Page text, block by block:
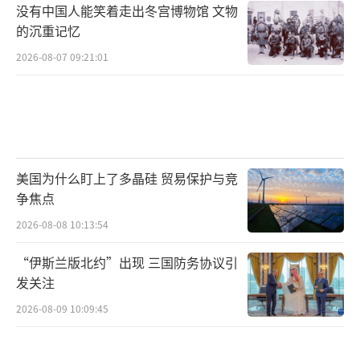
没有中国人能笑着走出冬宫博物馆 文物
的沉重记忆
2026-08-07 09:21:01
美国为什么盯上了多晶硅 贸易保护与竞
争焦点
2026-08-08 10:13:54
“伊斯兰版北约”出现 三国防务协议引
发关注
2026-08-09 10:09:45